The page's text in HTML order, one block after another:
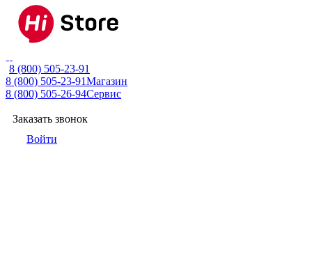
8 (800) 505-23-91
8 (800) 505-23-91Магазин
8 (800) 505-26-94Сервис
Заказать звонок
Войти